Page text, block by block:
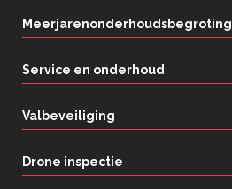
Meerjarenonderhoudsbegroting
Service en onderhoud
Valbeveiliging
Drone inspectie